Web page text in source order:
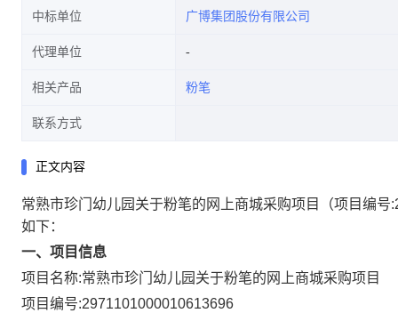
中标单位 广博集团股份有限公司
代理单位
相关产品 粉笔
联系方式
正文内容
常熟市珍门幼儿园关于粉笔的网上商城采购项目 （项目编号:
如下：
一、项目信息
项目名称:常熟市珍门幼儿园关于粉笔的网上商城采购项目
项目编号:2971101000010613696